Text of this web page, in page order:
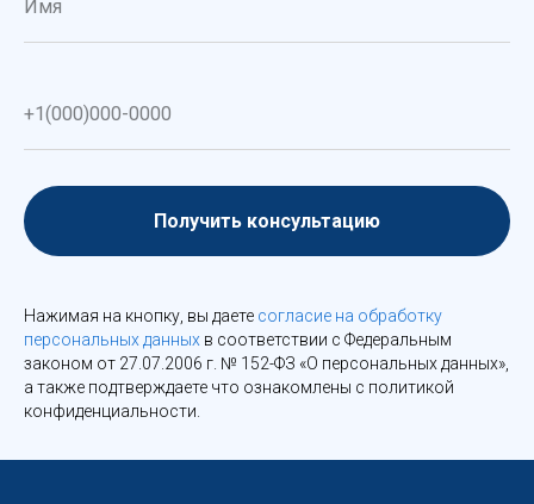
Получить консультацию
Нажимая на кнопку, вы даете согласие на обработку
персональных данных в соответствии с Федеральным
законом от 27.07.2006 г. № 152-ФЗ «О персональных данных»,
а также подтверждаете что ознакомлены с политикой
конфиденциальности.